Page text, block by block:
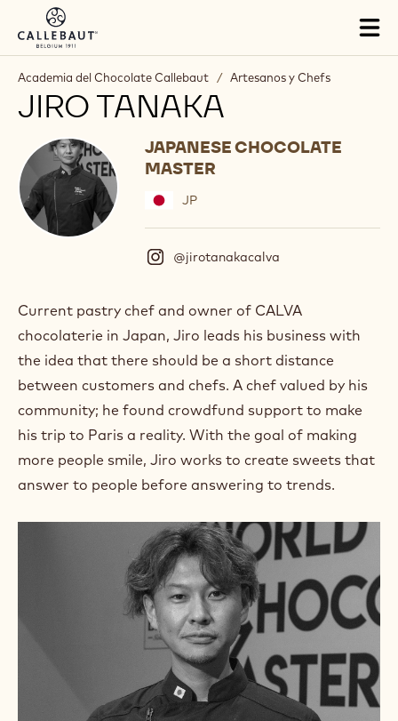
Skip to main content
Academia del Chocolate Callebaut / Artesanos y Chefs
JIRO TANAKA
JAPANESE CHOCOLATE
MASTER
JP
@jirotanakacalva
s
a
g
a
m
)
.
O
e
s
i
n
a
w
i
n
d
o
Current pastry chef and owner of CALVA
chocolaterie in Japan, Jiro leads his business with
the idea that there should be a short distance
between customers and chefs. A chef valued by his
community; he found crowdfund support to make
his trip to Paris a reality. With the goal of making
more people smile, Jiro works to create sweets that
answer to people before answering to trends.